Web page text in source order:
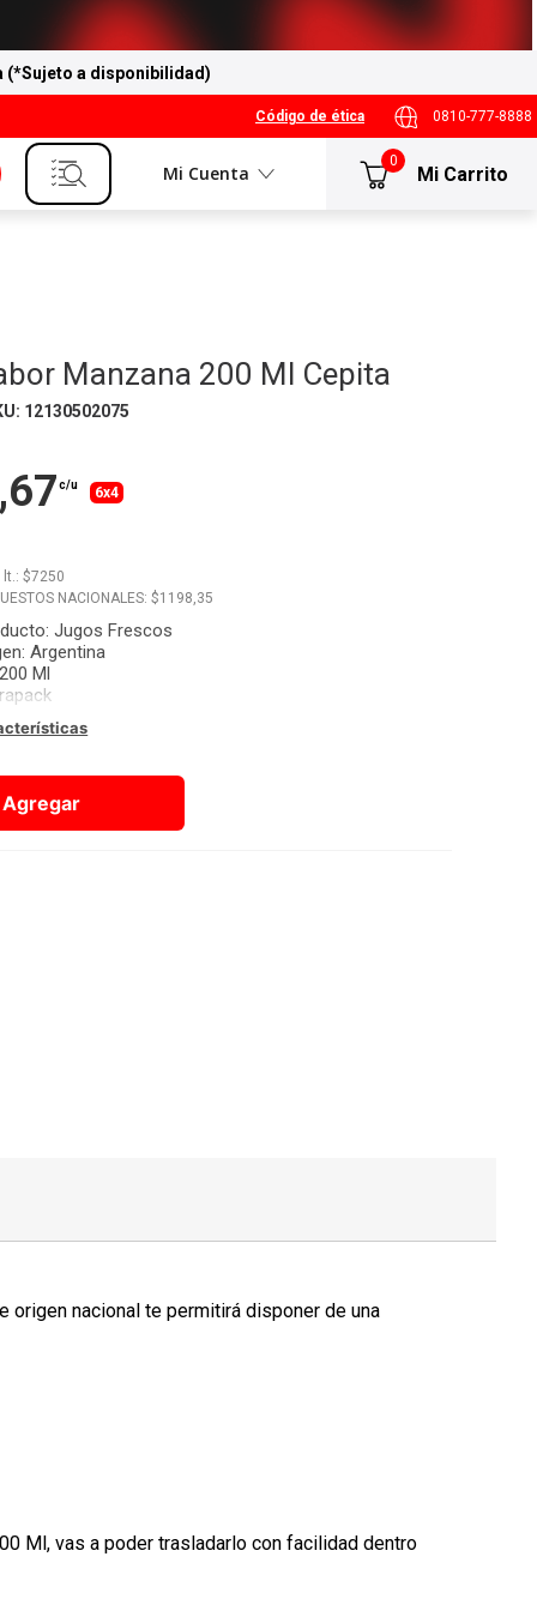
(*Sujeto a disponibilidad)
Código de ética 0810-777-8888
Mi Cuenta
0
Manzana 200 Ml Cepita
: 12130502075
c/u 6x4
lt.: $7250
NACIONALES: $1198,35
:Jugos Frescos
:Argentina
200 Ml
Agregar
origen nacional te permitirá disponer de una
Ml, vas a poder trasladarlo con facilidad dentro